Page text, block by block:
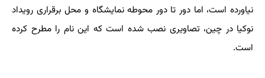
نیاورده است، اما دور تا دور محوطه نمایشگاه و محل برقراری رویداد
نوكیا در چین، تصاویری نصب شده است كه این نام را مطرح كرده
است.